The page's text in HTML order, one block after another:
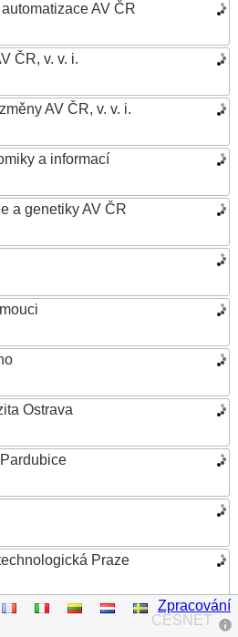
AV ČR
ČR, v. v. i.
AV ČR, v. v. i.
a informací
a genetiky AV ČR
Ostrava
Praze
v Praze
CESNET
Zpracování